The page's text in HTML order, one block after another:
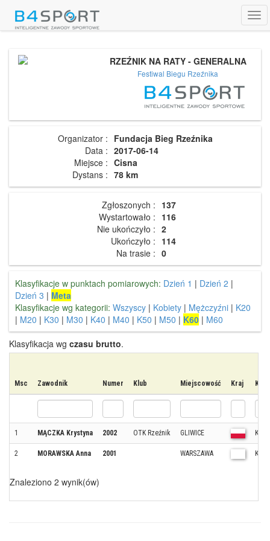
RZEŹNIK NA RATY - GENERALNA
Festiwal Biegu Rzeźnika
Organizator : Fundacja Bieg Rzeźnika
Data : 2017-06-14
Miejsce : Cisna
Dystans : 78 km
Zgłoszonych : 137
Wystartowało : 116
Nie ukończyło : 2
Ukończyło : 114
Na trasie : 0
Klasyfikacje w punktach pomiarowych: Dzień 1 | Dzień 2 |
Dzień 3 | Meta
Klasyfikacje wg kategorii: Wszyscy | Kobiety | Mężczyźni | K20
| M20 | K30 | M30 | K40 | M40 | K50 | M50 | K60 | M60
Klasyfikacja wg czasu brutto.
Msc Zawodnik Numer Klub Miejscowość Kraj
1 MĄCZKA Krystyna 2002 OTK Rzeźnik GLIWICE K60
2 MORAWSKA Anna 2001 WARSZAWA K60
Znaleziono 2 wynik(ów)